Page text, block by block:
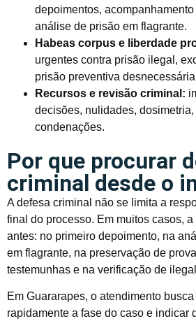
depoimentos,
análise de prisão em flagrante.
Habeas corpus e liberdade
urgentes contra prisão ilegal,
prisão preventiva
Recursos e revisão criminal:
decisões, nulidades,
condenações.
Por que procurar
criminal desde o
A defesa criminal não se limita a
final do processo. Em muitos casos,
antes: no primeiro depoimento, na
em flagrante, na preservação de
testemunhas e na verificação de
Em Guararapes, o atendimento
rapidamente a fase do caso e indicar